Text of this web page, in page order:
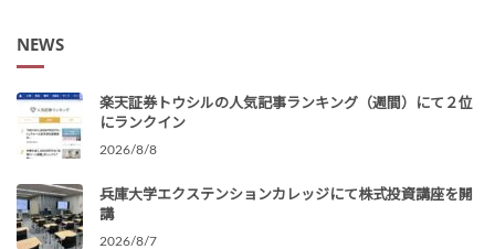
NEWS
楽天証券トウシルの人気記事ランキング（週間）にて２位
にランクイン
2026/8/8
兵庫大学エクステンションカレッジにて株式投資講座を開
講
2026/8/7